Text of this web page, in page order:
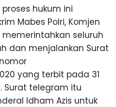
hukum ini
Mabes Polri, Komjen
memerintahkan seluruh
dan menjalankan Surat
yang terbit pada 31
Surat telegram itu
Idham Azis untuk